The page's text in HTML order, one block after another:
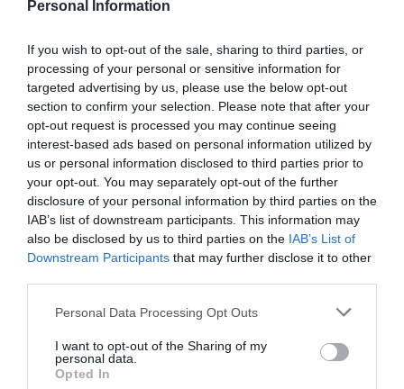
Personal Information
If you wish to opt-out of the sale, sharing to third parties, or
processing of your personal or sensitive information for
targeted advertising by us, please use the below opt-out
section to confirm your selection. Please note that after your
opt-out request is processed you may continue seeing
interest-based ads based on personal information utilized by
us or personal information disclosed to third parties prior to
your opt-out. You may separately opt-out of the further
disclosure of your personal information by third parties on the
IAB’s list of downstream participants. This information may
also be disclosed by us to third parties on the IAB’s List of
Downstream Participants that may further disclose it to other
Personal Data Processing Opt Outs
I want to opt-out of the Sharing of my
personal data.
Opted In
desmontar la falsificación, es un trabajo
cristiano"
por Hispanidad
Artículos anteriores
DIARIO DE LA CORRUPCIÓN SANCHISTA
Diario de la corrupción sanchista. Hazte
Oír se manifiesta delante de La Mareta:
“Pedro Sánchez es un criminal”
por Redacción
Artículos anteriores
Opinión